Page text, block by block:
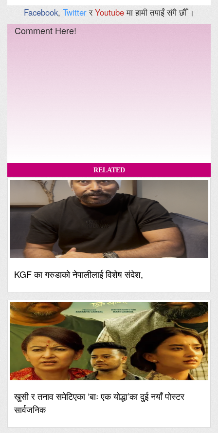
Facebook, TwitterरYoutubeमा हामी तपाईं संगै छौँ ।
Comment Here!
RELATED
KGF का गरुडाको नेपालीलाई विशेष संदेश,
खुसी र तनाव समेटिएका ‘बाः एक योद्धा’का दुई नयाँ पोस्टर
सार्वजनिक